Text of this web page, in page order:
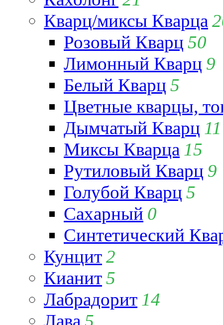
Кварц/миксы Кварца
Розовый Кварц 50
Лимонный Кварц 9
Белый Кварц 5
Цветные кварцы,
Дымчатый Кварц 11
Миксы Кварца 15
Рутиловый Кварц 9
Голубой Кварц 5
Сахарный 0
Синтетический
Кунцит2
Кианит5
Лабрадорит 14
Лава 5